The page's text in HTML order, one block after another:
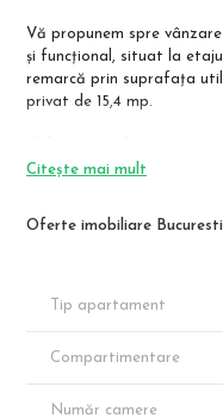
Oferte imobiliare Bucuresti
Vă propunem spre
și funcțional, situat la
remarcă prin suprafața
privat de 15,4 mp.
Transport: Localizare
(IKEA, Auchan, Leroy
o comunitate restrânsă.
Suprafață Utilă: 83 mp.
Balcon: 15,4 mp.
Compartimentare
Citește mai mult
Tip apartament
Compartimentare
Număr camere